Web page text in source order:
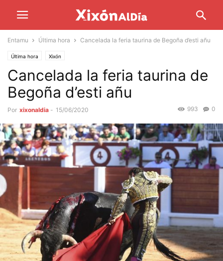
Entamu Última hora Cancelada la feria taurina de Begoña d’esti añu
Última hora Xixón
Cancelada la feria taurina de
Begoña d’esti añu
Por xixonaldia - 15/06/2020 0
993